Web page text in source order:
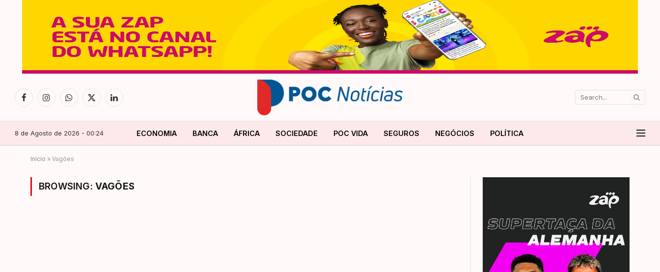
FacebookInstagramWhatsApp
X
LinkedIn
8 de Agosto de 2026 - 00:24 ECONOMIA BANCA ÁFRICA SOCIEDADE POC VIDA SEGUROS NEGÓCIOS POLÍTICA
Início » Vagões
BROWSING: VAGÕES